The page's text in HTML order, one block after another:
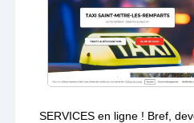
SERVICES en ligne ! Bref,